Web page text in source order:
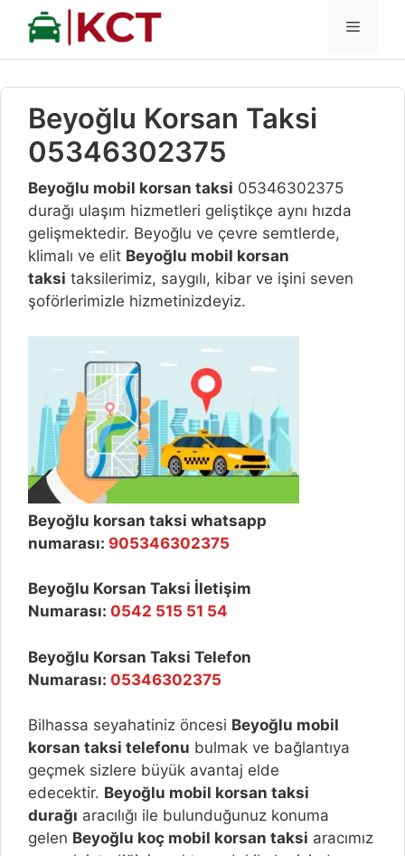
İçeriğe
MENÜ
Beyoğlu Korsan Taksi
05346302375
Beyoğlu mobil korsan taksi 05346302375
durağı ulaşım hizmetleri geliştikçe aynı hızda
gelişmektedir. Beyoğlu ve çevre semtlerde,
klimalı ve elit Beyoğlu mobil korsan
taksi taksilerimiz, saygılı, kibar ve işini seven
şoförlerimizle hizmetinizdeyiz.
Beyoğlu korsan taksi whatsapp
numarası: 905346302375
Beyoğlu Korsan Taksi İletişim
Numarası: 0542 515 51 54
Beyoğlu Korsan Taksi Telefon
Numarası: 05346302375
Bilhassa seyahatiniz öncesi Beyoğlu mobil
korsan taksi telefonu bulmak ve bağlantıya
geçmek sizlere büyük avantaj elde
edecektir. Beyoğlu mobil korsan taksi
durağı aracılığı ile bulunduğunuz konuma
gelen Beyoğlu koç mobil korsan taksi aracımız